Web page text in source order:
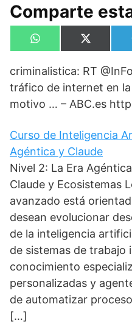
Comparte
Compartir
en
W
h
t
A
p
p
en
X
(
w
t
t
e
)
criminalistica: RT
tráfico de internet en
motivo … – ABC.es
Curso de Inteligencia
Agéntica y Claude
Nivel 2: La Era
Claude y Ecosistemas
avanzado está
desean evolucionar
de la inteligencia
de sistemas de trabajo
conocimiento
personalizadas y
de automatizar
[…]